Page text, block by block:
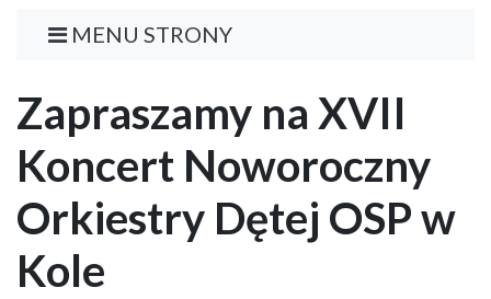
MENU STRONY
Zapraszamy na XVII
Koncert Noworoczny
Orkiestry Dętej OSP w
Kole